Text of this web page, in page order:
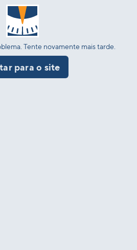
Tente novamente mais tarde.
para o site